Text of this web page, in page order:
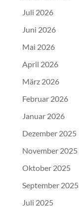
Juli 2026
Juni 2026
Mai 2026
April 2026
März 2026
Februar 2026
Januar 2026
Dezember 2025
November 2025
Oktober 2025
September 2025
Juli 2025